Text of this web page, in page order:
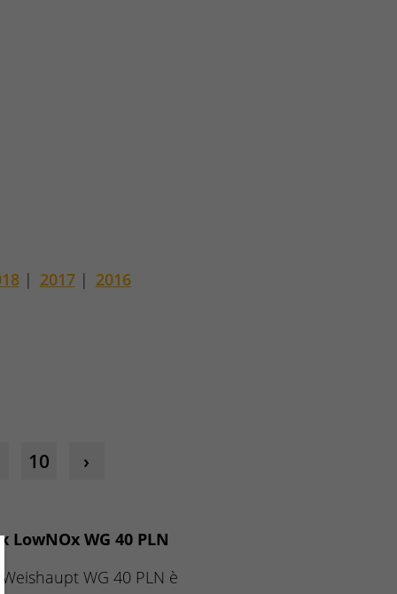
| 2017| 2016
10
WG 40 PLN
WG 40 PLN è